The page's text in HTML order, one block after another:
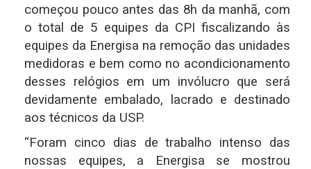
começou pouco antes das 8h da manhã, com
o total de 5 equipes da CPI fiscalizando às
equipes da Energisa na remoção das unidades
medidoras e bem como no acondicionamento
desses relógios em um invólucro que será
devidamente embalado, lacrado e destinado
aos técnicos da USP.
“Foram cinco dias de trabalho intenso das
nossas equipes, a Energisa se mostrou